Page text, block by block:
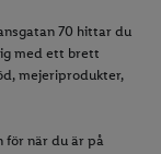
70 hittar du
med ett brett
mejeriprodukter,
för när du är på